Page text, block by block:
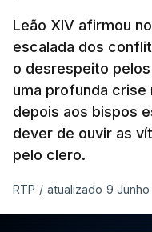
Como a RTP
também, perante a
sexual com um rapaz
apresentar queixa.
Leão XIV afirmou
escalada dos
o desrespeito
uma profunda crise
depois aos bispos
dever de ouvir as
pelo clero.
RTP / atualizado 9 Junho